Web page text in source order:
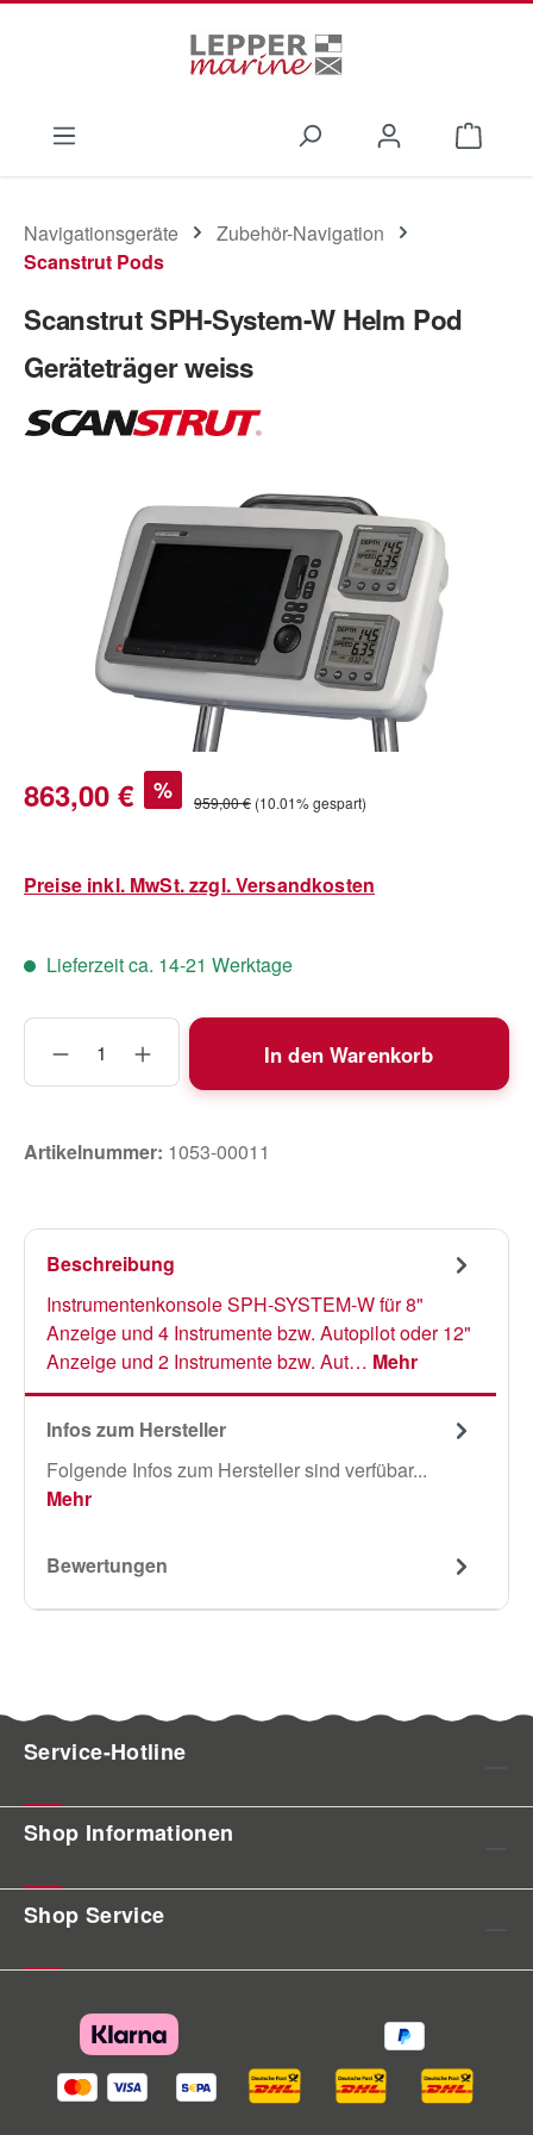
Navigationsgeräte
Zubehör-Navigation
Scanstrut Pods
Scanstrut SPH-System-W Helm Pod
Geräteträger weiss
Bildergalerie überspringen
Verkaufspreis:
863,00 € % Regulärer Preis:
959,00 € (10.01% gespart)
Preise inkl. MwSt. zzgl. Versandkosten
Lieferzeit ca. 14-21 Werktage
Produkt Anzahl: Gib den gewünschten
In den Warenkorb
Artikelnummer: 1053-00011
Beschreibung
Instrumentenkonsole SPH-SYSTEM-W für 8"
Anzeige und 4 Instrumente bzw. Autopilot oder 12"
Anzeige und 2 Instrumente bzw. Aut… Mehr
Infos zum Hersteller
Folgende Infos zum Hersteller sind verfübar...
Mehr
Bewertungen
Service-Hotline
Shop Informationen
Shop Service